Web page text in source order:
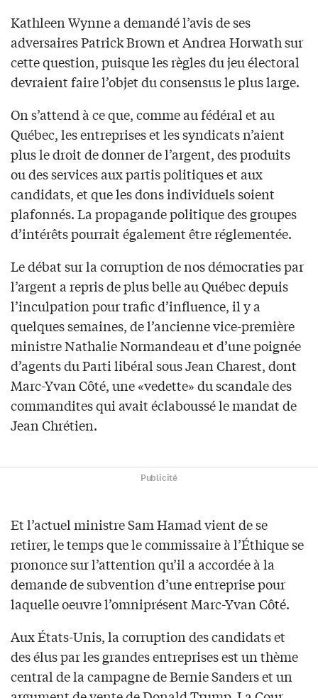
Kathleen Wynne a demandé l’avis de ses
adversaires Patrick Brown et Andrea Horwath sur
cette question, puisque les règles du jeu électoral
devraient faire l’objet du consensus le plus large.
On s’attend à ce que, comme au fédéral et au
Québec, les entreprises et les syndicats n’aient
plus le droit de donner de l’argent, des produits
ou des services aux partis politiques et aux
candidats, et que les dons individuels soient
plafonnés. La propagande politique des groupes
d’intérêts pourrait également être réglementée.
Le débat sur la corruption de nos démocraties par
l’argent a repris de plus belle au Québec depuis
l’inculpation pour trafic d’influence, il y a
quelques semaines, de l’ancienne vice-première
ministre Nathalie Normandeau et d’une poignée
d’agents du Parti libéral sous Jean Charest, dont
Marc-Yvan Côté, une «vedette» du scandale des
commandites qui avait éclaboussé le mandat de
Jean Chrétien.
Publicité
Et l’actuel ministre Sam Hamad vient de se
retirer, le temps que le commissaire à l’Éthique se
prononce sur l’attention qu’il a accordée à la
demande de subvention d’une entreprise pour
laquelle oeuvre l’omniprésent Marc-Yvan Côté.
Aux États-Unis, la corruption des candidats et
des élus par les grandes entreprises est un thème
central de la campagne de Bernie Sanders et un